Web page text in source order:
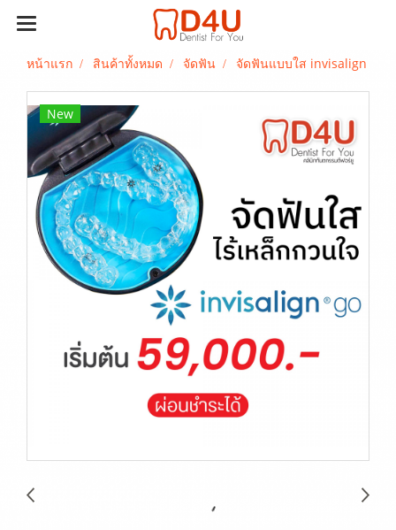
หน้าแรก สินค้าทั้งหมด จัดฟัน จัดฟันแบบใส invisalign
New